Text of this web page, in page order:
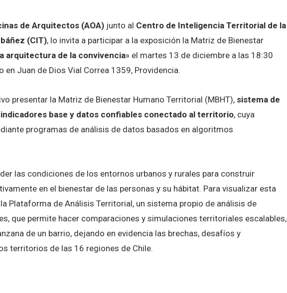
de Arquitectos (AOA) junto al Centro de Inteligencia Territorial de la
(CIT), lo invita a participar a la exposición la Matriz de Bienestar
arquitectura de la convivencia» el martes 13 de diciembre a las 18:30
en Juan de Dios Vial Correa 1359, Providencia.
presentar la Matriz de Bienestar Humano Territorial (MBHT), sistema de
base y datos confiables conectado al territorio, cuya
programas de análisis de datos basados en algoritmos
las condiciones de los entornos urbanos y rurales para construir
en el bienestar de las personas y su hábitat. Para visualizar esta
Plataforma de Análisis Territorial, un sistema propio de análisis de
que permite hacer comparaciones y simulaciones territoriales escalables,
de un barrio, dejando en evidencia las brechas, desafíos y
territorios de las 16 regiones de Chile.